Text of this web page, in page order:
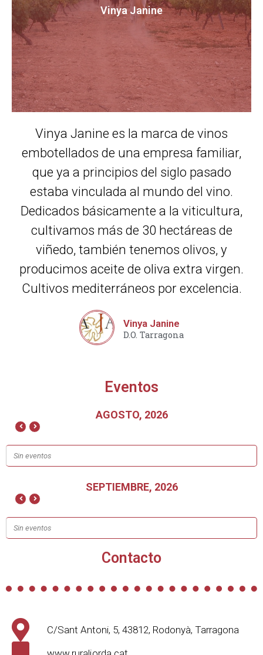
Vinya Janine
Vinya Janine es la marca de vinos
embotellados de una empresa familiar,
que ya a principios del siglo pasado
estaba vinculada al mundo del vino.
Dedicados básicamente a la viticultura,
cultivamos más de 30 hectáreas de
viñedo, también tenemos olivos, y
producimos aceite de oliva extra virgen.
Cultivos mediterráneos por excelencia.
Vinya Janine
D.O. Tarragona
Eventos
AGOSTO, 2026
Sin eventos
SEPTIEMBRE, 2026
Sin eventos
Contacto
C/Sant Antoni, 5, 43812, Rodonyà, Tarragona